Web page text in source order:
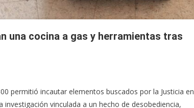
una cocina a gas y herramientas tras
permitió incautar elementos buscados por la Justicia en
vinculada a un hecho de desobediencia,